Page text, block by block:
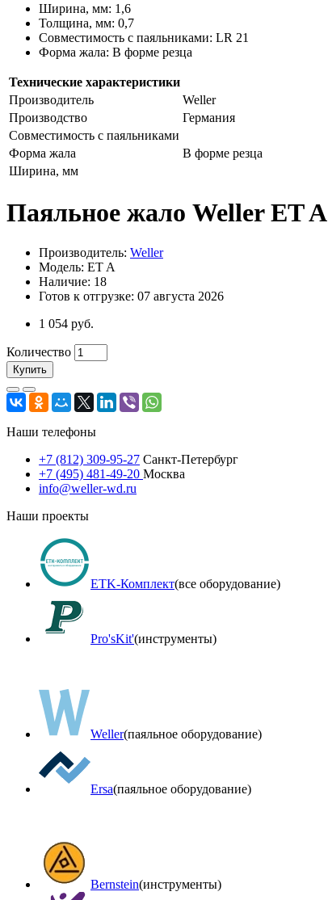
Ширина, мм: 1,6
Толщина, мм: 0,7
Совместимость с паяльниками: LR 21
Форма жала: В форме резца
Технические характеристики
Производитель
Weller
Производство
Германия
Совместимость с паяльниками
Форма жала
В форме резца
Ширина, мм
Паяльное жало Weller ET A
Производитель: Weller
Модель: ET A
Наличие: 18
Готов к отгрузке: 07 августа 2026
1 054 руб.
Количество
Купить
Наши телефоны
+7 (812) 309-95-27 Санкт-Петербург
+7 (495) 481-49-20 Москва
info@weller-wd.ru
Наши проекты
ETK-Комплект(все оборудование)
Pro'sKit'(инструменты)
Weller(паяльное оборудование)
Ersa(паяльное оборудование)
Bernstein(инструменты)